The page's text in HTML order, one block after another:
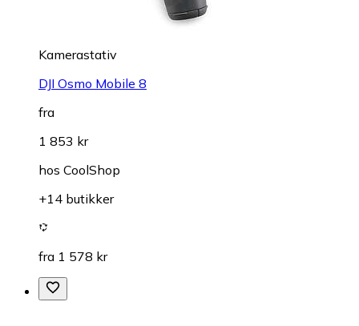
Kamerastativ
DJI Osmo Mobile 8
fra
1 853 kr
hos CoolShop
+14 butikker
fra 1 578 kr